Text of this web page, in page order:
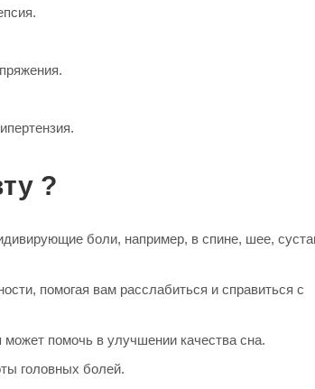
?
боли, например, в спине, шее,
помогая вам расслабиться и справиться с
помочь в улучшении качества сна.
головных болей.